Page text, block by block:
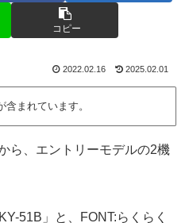
コピー
2022.02.16 2025.02.01
含まれています。
ら、エントリーモデルの2機
51B」と、FONT:らくらく